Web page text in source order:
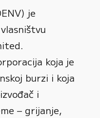
je
koja je
burzi i koja
i
– grijanje,